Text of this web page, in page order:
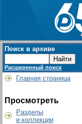
Поиск в архиве
Расширенный поиск
Главная страница
Просмотреть
Разделы
и коллекции